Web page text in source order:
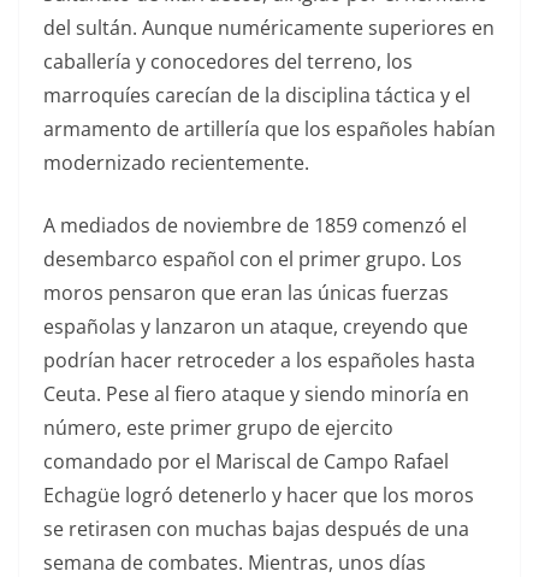
del sultán. Aunque numéricamente superiores en
caballería y conocedores del terreno, los
marroquíes carecían de la disciplina táctica y el
armamento de artillería que los españoles habían
modernizado recientemente.
A mediados de noviembre de 1859 comenzó el
desembarco español con el primer grupo. Los
moros pensaron que eran las únicas fuerzas
españolas y lanzaron un ataque, creyendo que
podrían hacer retroceder a los españoles hasta
Ceuta. Pese al fiero ataque y siendo minoría en
número, este primer grupo de ejercito
comandado por el Mariscal de Campo Rafael
Echagüe logró detenerlo y hacer que los moros
se retirasen con muchas bajas después de una
semana de combates. Mientras, unos días